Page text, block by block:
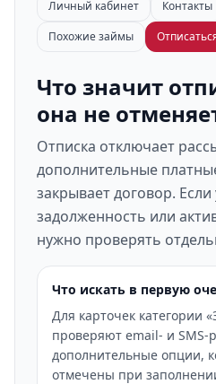
Личный кабинет
Контакты
Похожие займы
Что значит
она не
Отписка отключает
дополнительные
закрывает договор. Если
задолженность или
нужно проверять
Что искать в первую
Для карточек категории
проверяют email- и SMS-
дополнительные опции,
отмечены при